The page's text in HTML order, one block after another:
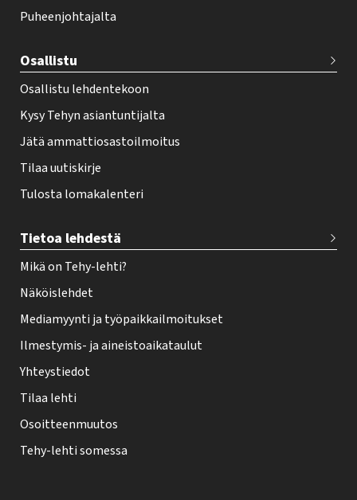
t
r
Puheenjohtajalta
Osallistu
Osallistu lehdentekoon
Kysy Tehyn asiantuntijalta
Jätä ammattiosastoilmoitus
Tilaa uutiskirje
Tulosta lomakalenteri
Tietoa lehdestä
Mikä on Tehy-lehti?
Näköislehdet
Mediamyynti ja työpaikkailmoitukset
Ilmestymis- ja aineistoaikataulut
Yhteystiedot
Tilaa lehti
Osoitteenmuutos
Tehy-lehti somessa